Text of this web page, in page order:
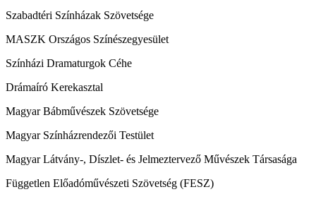
Szabadtéri Színházak Szövetsége
MASZK Országos Színészegyesület
Színházi Dramaturgok Céhe
Drámaíró Kerekasztal
Magyar Bábművészek Szövetsége
Magyar Színházrendezői Testület
Magyar Látvány-, Díszlet- és Jelmeztervező Művészek Társasága
Független Előadóművészeti Szövetség (FESZ)